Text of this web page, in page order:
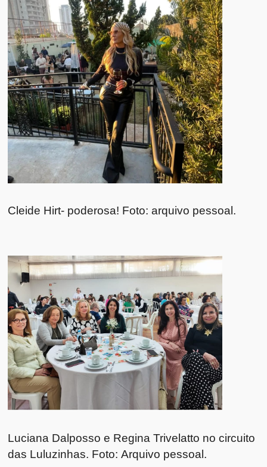
Cleide Hirt- poderosa! Foto: arquivo pessoal.
Luciana Dalposso e Regina Trivelatto no circuito
das Luluzinhas. Foto: Arquivo pessoal.